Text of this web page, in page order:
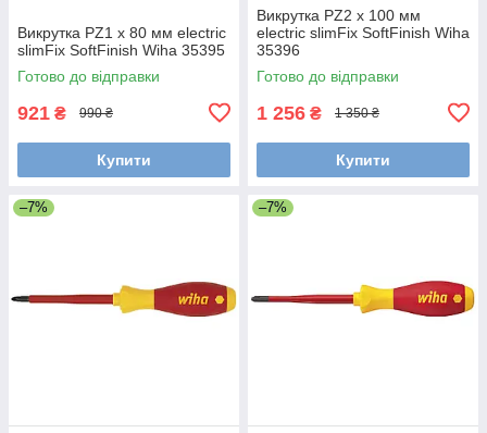
Викрутка PZ1 х 80 мм electric
slimFix SoftFinish Wiha 35395
Готово до відправки
921 ₴ 990 ₴
Купити
Викрутка PZ2 х 100 мм
electric slimFix SoftFinish Wiha
35396
Готово до відправки
1 256 ₴ 1 350 ₴
Купити
–7% –7%